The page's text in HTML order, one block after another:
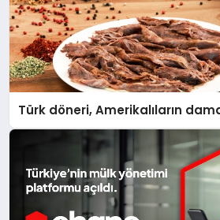
Türk döneri, Amerikalıların